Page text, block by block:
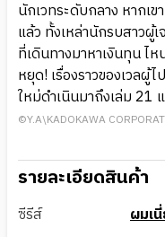
นักเวทระดับกลาง หากเ
แล้ว ทั้งเหล่านักรบสาวผู้
ที่เดินทางมาหาเงินทุน ไห
หยุด! เรื่องราวของเวลผู้
ใหม่ดำเนินมาถึงเล่ม 21
©Y.A\KADOKAWA
รายละเอียดสินค้า
ซีรีส์
ผมเ